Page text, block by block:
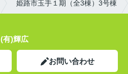
姫路市玉手１期（全3棟）3号棟
(有)輝広
お問い合わせ